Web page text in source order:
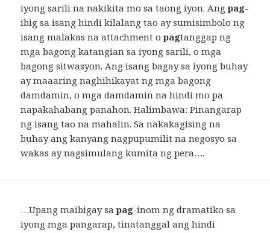
iyong sarili na nakikita mo sa taong iyon. Angpag-
ibig sa isang hindi kilalang tao ay sumisimbolo ng
isang malakas na attachment opagtanggap ng
mga bagong katangian sa iyong sarili, o mga
bagong sitwasyon. Ang isang bagay sa iyong buhay
ay maaaring naghihikayat ng mga bagong
damdamin, o mga damdamin na hindi mo pa
napakahabang panahon. Halimbawa: Pinangarap
ng isang tao na mahalin. Sa nakakagising na
buhay ang kanyang nagpupumilit na negosyo sa
wakas ay nagsimulang kumita ng pera….
…Upang maibigay sapag-inom ng dramatiko sa
iyong mga pangarap, tinatanggal ang hindi